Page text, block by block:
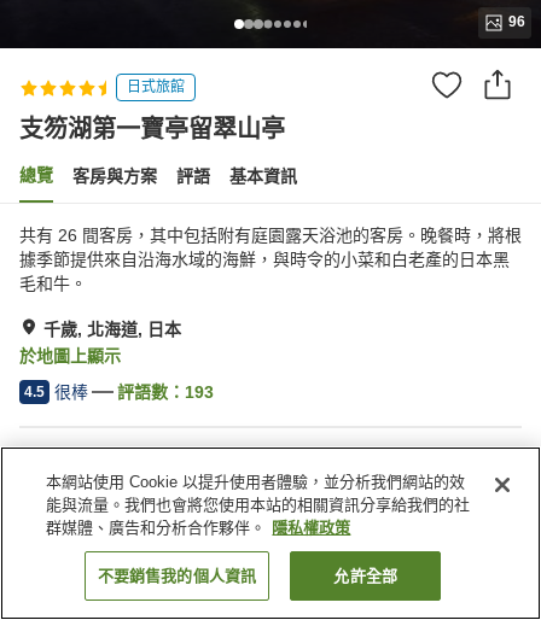
96
日式旅館
支笏湖第一寶亭留翠山亭
總覽 客房與方案 評語 基本資訊
共有 26 間客房，其中包括附有庭園露天浴池的客房。晚餐時，將根
據季節提供來自沿海水域的海鮮，與時令的小菜和白老產的日本黑
毛和牛。
千歲, 北海道, 日本
於地圖上顯示
4.5 很棒 評語數： 193
停車場
三溫暖
餐廳
私人餐廳
日本 北海道 千歲 支笏湖第一寶亭留翠山亭
找客房
本網站使用 Cookie 以提升使用者體驗，並分析我們網站的效
能與流量。我們也會將您使用本站的相關資訊分享給我們的社
群媒體、廣告和分析合作夥伴。
隱私權政策
不要銷售我的個人資訊 允許全部